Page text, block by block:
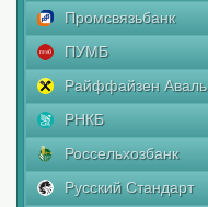
Промсвязьбанк
ПУМБ
Райффайзен Аваль
РНКБ
Россельхозбанк
Русский Стандарт